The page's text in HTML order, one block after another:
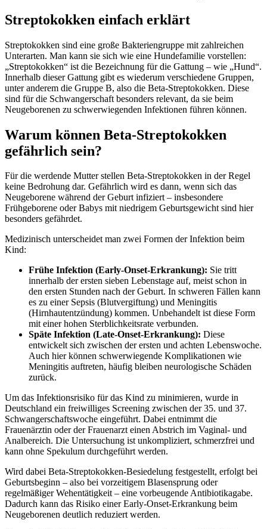
Streptokokken einfach erklärt
Streptokokken sind eine große Bakteriengruppe mit zahlreichen
Unterarten. Man kann sie sich wie eine Hundefamilie vorstellen:
„Streptokokken“ ist die Bezeichnung für die Gattung – wie „Hund“.
Innerhalb dieser Gattung gibt es wiederum verschiedene Gruppen,
unter anderem die Gruppe B, also die Beta-Streptokokken. Diese
sind für die Schwangerschaft besonders relevant, da sie beim
Neugeborenen zu schwerwiegenden Infektionen führen können.
Warum können Beta-Streptokokken
gefährlich sein?
Für die werdende Mutter stellen Beta-Streptokokken in der Regel
keine Bedrohung dar. Gefährlich wird es dann, wenn sich das
Neugeborene während der Geburt infiziert – insbesondere
Frühgeborene oder Babys mit niedrigem Geburtsgewicht sind hier
besonders gefährdet.
Medizinisch unterscheidet man zwei Formen der Infektion beim
Kind:
Frühe Infektion (Early-Onset-Erkrankung): Sie tritt
innerhalb der ersten sieben Lebenstage auf, meist schon in
den ersten Stunden nach der Geburt. In schweren Fällen kann
es zu einer Sepsis (Blutvergiftung) und Meningitis
(Hirnhautentzündung) kommen. Unbehandelt ist diese Form
mit einer hohen Sterblichkeitsrate verbunden.
Späte Infektion (Late-Onset-Erkrankung): Diese
entwickelt sich zwischen der ersten und achten Lebenswoche.
Auch hier können schwerwiegende Komplikationen wie
Meningitis auftreten, häufig bleiben neurologische Schäden
zurück.
Um das Infektionsrisiko für das Kind zu minimieren, wurde in
Deutschland ein freiwilliges Screening zwischen der 35. und 37.
Schwangerschaftswoche eingeführt. Dabei entnimmt die
Frauenärztin oder der Frauenarzt einen Abstrich im Vaginal- und
Analbereich. Die Untersuchung ist unkompliziert, schmerzfrei und
kann ohne Spekulum durchgeführt werden.
Wird dabei Beta-Streptokokken-Besiedelung festgestellt, erfolgt bei
Geburtsbeginn – also bei vorzeitigem Blasensprung oder
regelmäßiger Wehentätigkeit – eine vorbeugende Antibiotikagabe.
Dadurch kann das Risiko einer Early-Onset-Erkrankung beim
Neugeborenen deutlich reduziert werden.